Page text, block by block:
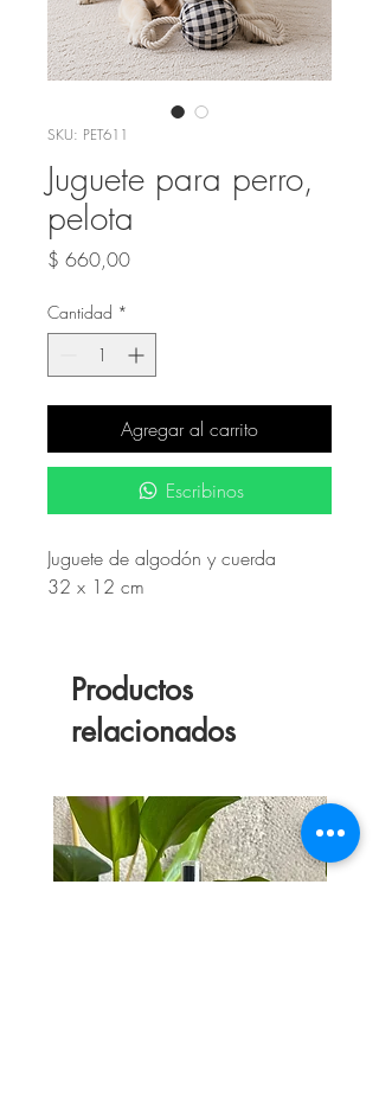
SKU: PET611
Juguete para perro,
pelota
$ 660,00Precio
Cantidad *
Agregar al carrito
Escribinos
Juguete de algodón y cuerda
32 x 12 cm
Productos
relacionados